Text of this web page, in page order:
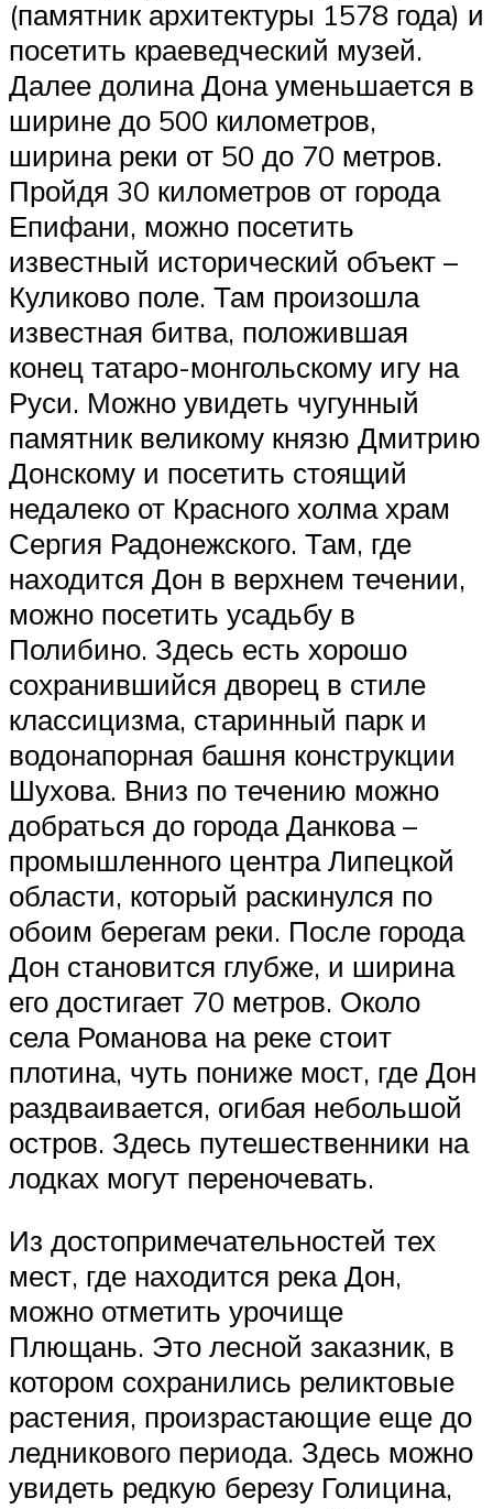
(памятник архитектуры 1578 года) и
посетить краеведческий музей.
Далее долина Дона уменьшается в
ширине до 500 километров,
ширина реки от 50 до 70 метров.
Пройдя 30 километров от города
Епифани, можно посетить
известный исторический объект –
Куликово поле. Там произошла
известная битва, положившая
конец татаро-монгольскому игу на
Руси. Можно увидеть чугунный
памятник великому князю Дмитрию
Донскому и посетить стоящий
недалеко от Красного холма храм
Сергия Радонежского. Там, где
находится Дон в верхнем течении,
можно посетить усадьбу в
Полибино. Здесь есть хорошо
сохранившийся дворец в стиле
классицизма, старинный парк и
водонапорная башня конструкции
Шухова. Вниз по течению можно
добраться до города Данкова –
промышленного центра Липецкой
области, который раскинулся по
обоим берегам реки. После города
Дон становится глубже, и ширина
его достигает 70 метров. Около
села Романова на реке стоит
плотина, чуть пониже мост, где Дон
раздваивается, огибая небольшой
остров. Здесь путешественники на
лодках могут переночевать.
Из достопримечательностей тех
мест, где находится река Дон,
можно отметить урочище
Плющань. Это лесной заказник, в
котором сохранились реликтовые
растения, произрастающие еще до
ледникового периода. Здесь можно
увидеть редкую березу Голицина,